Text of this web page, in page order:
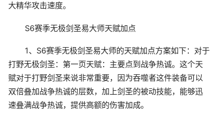
大精华攻击速度。
S6赛季无极剑圣易大师天赋加点
1、S6赛季无极剑圣易大师的天赋加点方案如下：对于
打野无极剑圣：第一页天赋：主要点到战争热诚。这个天
赋对于打野剑圣来说非常重要，因为吞噬者这件装备可以
双倍叠加战争热诚的层数，加上剑圣的被动技能，能够迅
速叠满战争热诚，提供高额的伤害加成。